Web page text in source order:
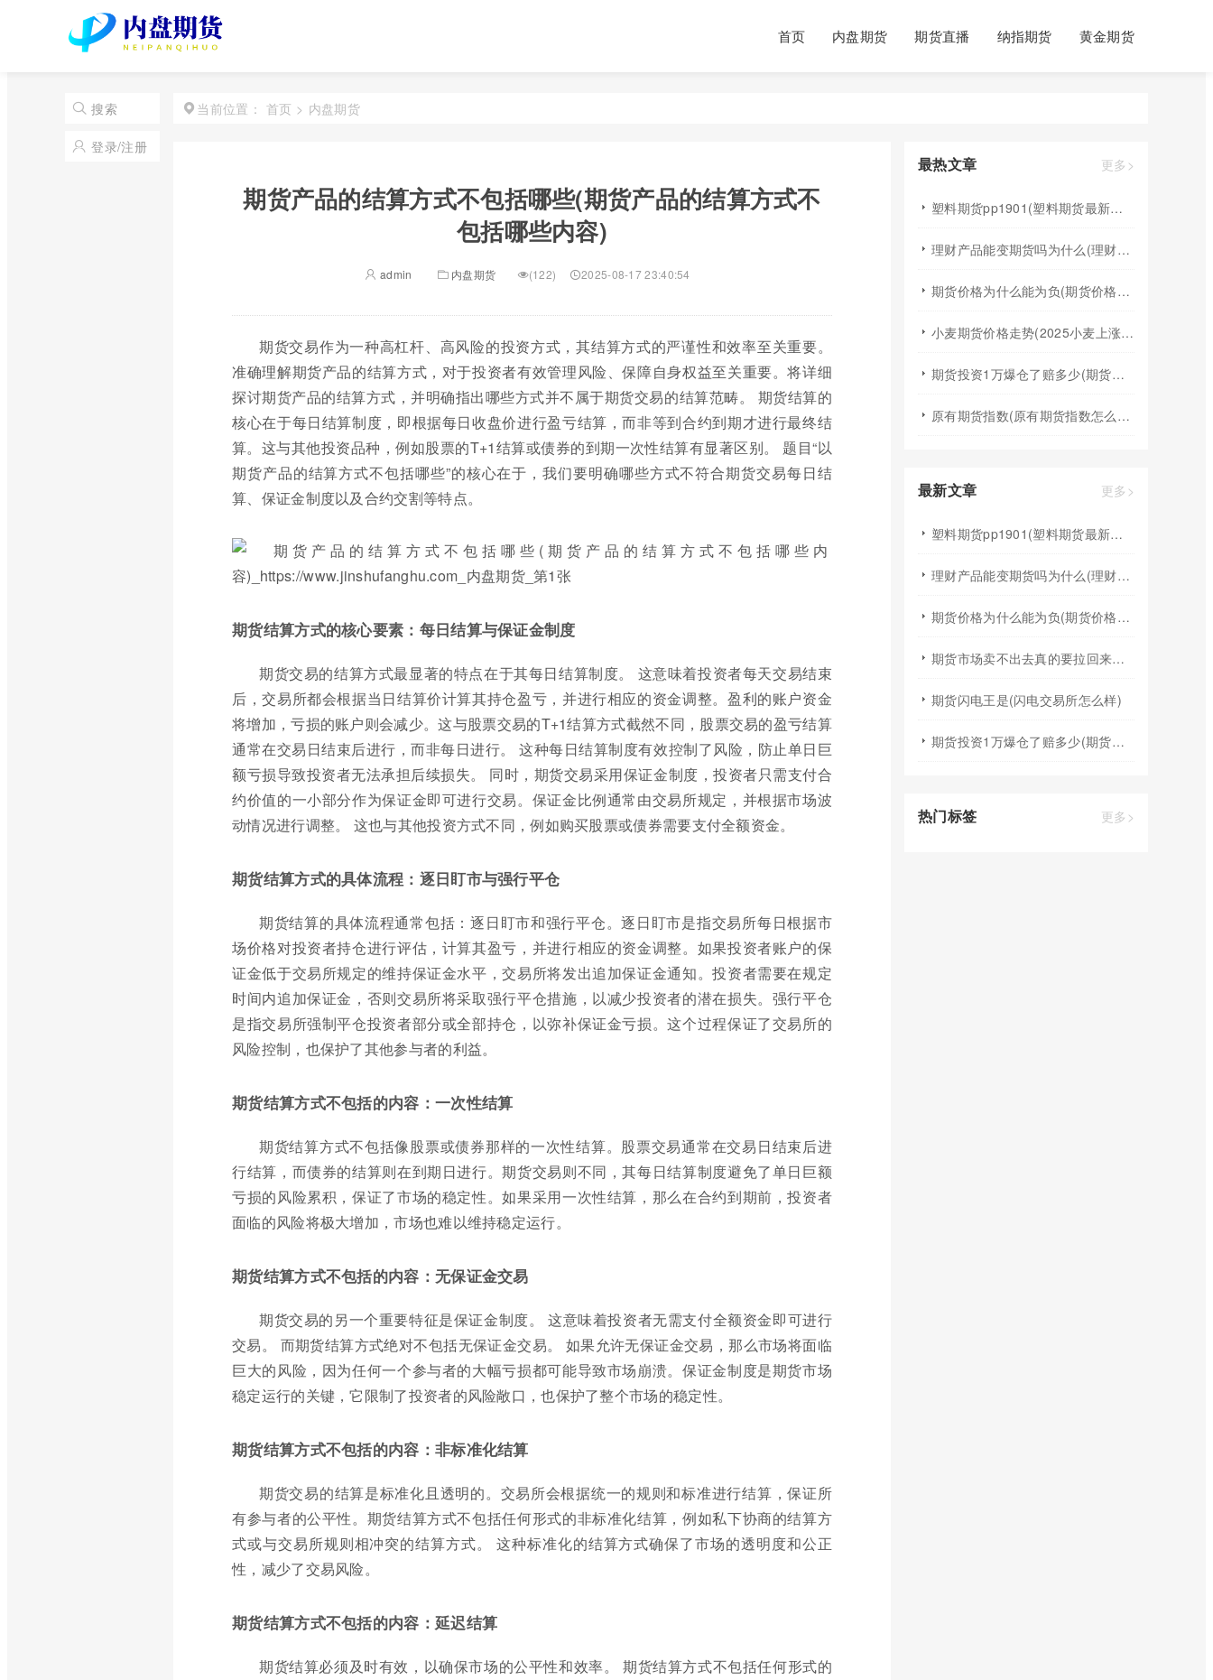
首页 内盘期货 期货直播 纳指期货 黄金期货
搜索
登录/注册
当前位置： 首页 > 内盘期货
期货产品的结算方式不包括哪些(期货产品的结算方式不
包括哪些内容)
admin 内盘期货 (122) 2025-08-17 23:40:54
期货交易作为一种高杠杆、高风险的投资方式，其结算方式的严谨性和效率至关重要。
准确理解期货产品的结算方式，对于投资者有效管理风险、保障自身权益至关重要。将详细
探讨期货产品的结算方式，并明确指出哪些方式并不属于期货交易的结算范畴。 期货结算的
核心在于每日结算制度，即根据每日收盘价进行盈亏结算，而非等到合约到期才进行最终结
算。这与其他投资品种，例如股票的T+1结算或债券的到期一次性结算有显著区别。 题目“以
期货产品的结算方式不包括哪些”的核心在于，我们要明确哪些方式不符合期货交易每日结
算、保证金制度以及合约交割等特点。
期货结算方式的核心要素：每日结算与保证金制度
期货交易的结算方式最显著的特点在于其每日结算制度。 这意味着投资者每天交易结束
后，交易所都会根据当日结算价计算其持仓盈亏，并进行相应的资金调整。盈利的账户资金
将增加，亏损的账户则会减少。这与股票交易的T+1结算方式截然不同，股票交易的盈亏结算
通常在交易日结束后进行，而非每日进行。 这种每日结算制度有效控制了风险，防止单日巨
额亏损导致投资者无法承担后续损失。 同时，期货交易采用保证金制度，投资者只需支付合
约价值的一小部分作为保证金即可进行交易。保证金比例通常由交易所规定，并根据市场波
动情况进行调整。 这也与其他投资方式不同，例如购买股票或债券需要支付全额资金。
期货结算方式的具体流程：逐日盯市与强行平仓
期货结算的具体流程通常包括：逐日盯市和强行平仓。逐日盯市是指交易所每日根据市
场价格对投资者持仓进行评估，计算其盈亏，并进行相应的资金调整。如果投资者账户的保
证金低于交易所规定的维持保证金水平，交易所将发出追加保证金通知。投资者需要在规定
时间内追加保证金，否则交易所将采取强行平仓措施，以减少投资者的潜在损失。强行平仓
是指交易所强制平仓投资者部分或全部持仓，以弥补保证金亏损。这个过程保证了交易所的
风险控制，也保护了其他参与者的利益。
期货结算方式不包括的内容：一次性结算
期货结算方式不包括像股票或债券那样的一次性结算。股票交易通常在交易日结束后进
行结算，而债券的结算则在到期日进行。期货交易则不同，其每日结算制度避免了单日巨额
亏损的风险累积，保证了市场的稳定性。如果采用一次性结算，那么在合约到期前，投资者
面临的风险将极大增加，市场也难以维持稳定运行。
期货结算方式不包括的内容：无保证金交易
期货交易的另一个重要特征是保证金制度。 这意味着投资者无需支付全额资金即可进行
交易。 而期货结算方式绝对不包括无保证金交易。 如果允许无保证金交易，那么市场将面临
巨大的风险，因为任何一个参与者的大幅亏损都可能导致市场崩溃。保证金制度是期货市场
稳定运行的关键，它限制了投资者的风险敞口，也保护了整个市场的稳定性。
期货结算方式不包括的内容：非标准化结算
期货交易的结算是标准化且透明的。交易所会根据统一的规则和标准进行结算，保证所
有参与者的公平性。期货结算方式不包括任何形式的非标准化结算，例如私下协商的结算方
式或与交易所规则相冲突的结算方式。 这种标准化的结算方式确保了市场的透明度和公正
性，减少了交易风险。
期货结算方式不包括的内容：延迟结算
期货结算必须及时有效，以确保市场的公平性和效率。 期货结算方式不包括任何形式的
最热文章 更多>
塑料期货pp1901(塑料期货最新行情)
理财产品能变期货吗为什么(理财产品能变期货吗为什么不能买)
期货价格为什么能为负(期货价格为什么能为负数呢)
小麦期货价格走势(2025小麦上涨最佳时间)
期货投资1万爆仓了赔多少(期货投资1万爆仓了赔多少钱)
原有期货指数(原有期货指数怎么算)
最新文章 更多>
塑料期货pp1901(塑料期货最新行情)
理财产品能变期货吗为什么(理财产品能变期货吗为什么不能买)
期货价格为什么能为负(期货价格为什么能为负数呢)
期货市场卖不出去真的要拉回来吗(期货有买不到或卖不出去的时候吗)
期货闪电王是(闪电交易所怎么样)
期货投资1万爆仓了赔多少(期货投资1万爆仓了赔多少钱)
热门标签 更多>